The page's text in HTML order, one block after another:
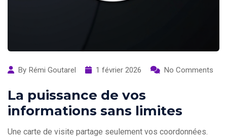
By Rémi Goutarel 1 février 2026 No Comments
La puissance de vos
informations sans limites
Une carte de visite partage seulement vos coordonnées.